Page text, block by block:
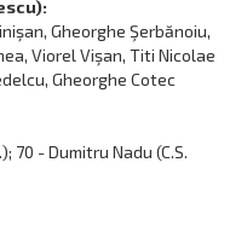
Gheorghe Şerbănoiu,
Viorel Vişan, Titi Nicolae
Gheorghe Cotec
70 - Dumitru Nadu (C.S.